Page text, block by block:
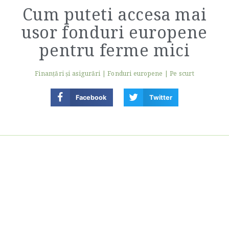
Cum puteti accesa mai
usor fonduri europene
pentru ferme mici
Finanţări şi asigurări |Fonduri europene |Pe scurt
Facebook Twitter